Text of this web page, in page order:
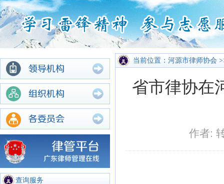
查询服务
当前位置：河源市律师协会
省市律协在
作者: